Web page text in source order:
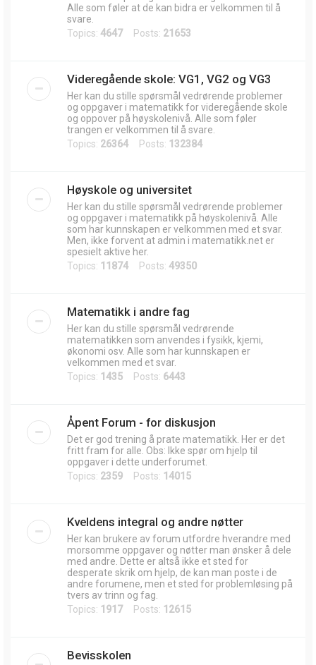
Alle som føler at de kan bidra er velkommen til å
svare.
Topics: 4647Posts: 21653
Videregående skole: VG1, VG2 og VG3
Her kan du stille spørsmål vedrørende problemer
og oppgaver i matematikk for videregående skole
og oppover på høyskolenivå. Alle som føler
trangen er velkommen til å svare.
Topics: 26364 Posts: 132384
Høyskole og universitet
Her kan du stille spørsmål vedrørende problemer
og oppgaver i matematikk på høyskolenivå. Alle
som har kunnskapen er velkommen med et svar.
Men, ikke forvent at admin i matematikk.net er
spesielt aktive her.
Topics: 11874 Posts: 49350
Matematikk i andre fag
Her kan du stille spørsmål vedrørende
matematikken som anvendes i fysikk, kjemi,
økonomi osv. Alle som har kunnskapen er
velkommen med et svar.
Topics: 1435 Posts: 6443
Åpent Forum - for diskusjon
Det er god trening å prate matematikk. Her er det
fritt fram for alle. Obs: Ikke spør om hjelp til
oppgaver i dette underforumet.
Topics: 2359 Posts: 14015
Kveldens integral og andre nøtter
Her kan brukere av forum utfordre hverandre med
morsomme oppgaver og nøtter man ønsker å dele
med andre. Dette er altså ikke et sted for
desperate skrik om hjelp, de kan man poste i de
andre forumene, men et sted for problemløsing på
tvers av trinn og fag.
Topics: 1917Posts: 12615
Bevisskolen